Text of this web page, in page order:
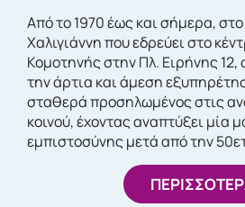
Από το 1970 έως και σήμερα,
Χαλιγιάννη που εδρεύει στο
Κομοτηνής στην Πλ. Ειρήνης 12,
την άρτια και άμεση
σταθερά προσηλωμένος στις
κοινού, έχοντας αναπτύξει μία
εμπιστοσύνης μετά από την